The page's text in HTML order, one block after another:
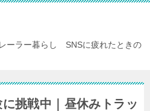
ーラー暮らし SNSに疲れたときの
挑戦中｜昼休みトラッ